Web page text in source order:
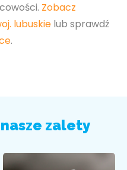
Zobacz
lubuskie lub sprawdź
.
zalety